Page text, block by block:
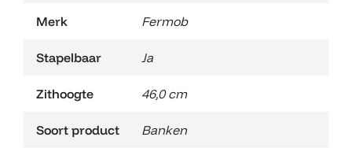
Merk Fermob
Stapelbaar Ja
Zithoogte 46,0 cm
Soort product Banken